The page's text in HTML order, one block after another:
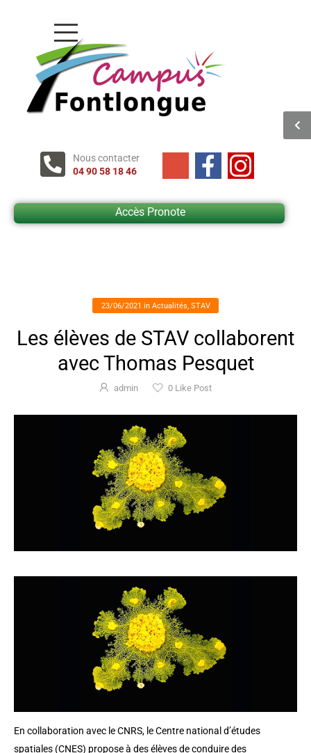
Nous contacter
04 90 58 18 46
Accès Pronote
23/06/2021 in Actualités STAV
Les élèves de STAV collaborent
avec Thomas Pesquet
admin 0Like Post
En collaboration avec le CNRS, le Centre national d’études
spatiales (CNES) propose à des élèves de conduire des